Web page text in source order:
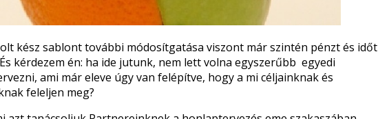
kész sablont további módosítgatása viszont már szintén pénzt és időt
kérdezem én: ha ide jutunk, nem lett volna egyszerűbb egyedi
ami már eleve úgy van felépítve, hogy a mi céljainknak és
feleljen meg?